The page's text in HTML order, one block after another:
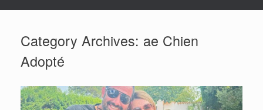
Category Archives: ae Chien
Adopté